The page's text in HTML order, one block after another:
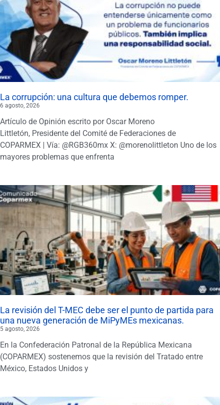
La corrupción: una cultura que debemos romper.
6 agosto, 2026
Artículo de Opinión escrito por Oscar Moreno
Littletón, Presidente del Comité de Federaciones de
COPARMEX | Vía: @RGB360mx X: @morenolittleton Uno de los
mayores problemas que enfrenta
La revisión del T-MEC debe ser el punto de partida para
una nueva generación de MiPyMEs mexicanas.
5 agosto, 2026
En la Confederación Patronal de la República Mexicana
(COPARMEX) sostenemos que la revisión del Tratado entre
México, Estados Unidos y